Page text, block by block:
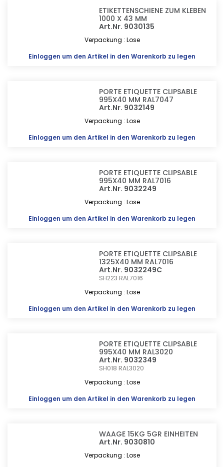
ETIKETTENSCHIENE ZUM KLEBEN
1000 X 43 MM
Art.Nr. 9030135
Verpackung : Lose
Einloggen um den Artikel in den Warenkorb zu legen
PORTE ETIQUETTE CLIPSABLE
995X40 MM RAL7047
Art.Nr. 9032149
Verpackung : Lose
Einloggen um den Artikel in den Warenkorb zu legen
PORTE ETIQUETTE CLIPSABLE
995X40 MM RAL7016
Art.Nr. 9032249
Verpackung : Lose
Einloggen um den Artikel in den Warenkorb zu legen
PORTE ETIQUETTE CLIPSABLE
1325X40 MM RAL7016
Art.Nr. 9032249C
SH223 RAL7016
Verpackung : Lose
Einloggen um den Artikel in den Warenkorb zu legen
PORTE ETIQUETTE CLIPSABLE
995X40 MM RAL3020
Art.Nr. 9032349
SH018 RAL3020
Verpackung : Lose
Einloggen um den Artikel in den Warenkorb zu legen
WAAGE 15KG 5GR EINHEITEN
Art.Nr. 9030810
Verpackung : Lose